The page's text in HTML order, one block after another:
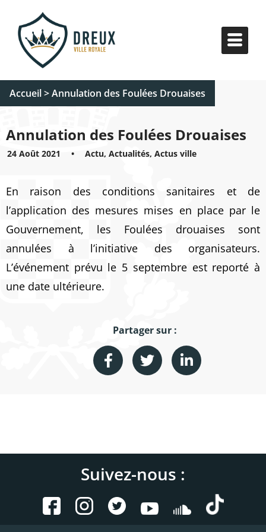
Accueil>Annulation des Foulées Drouaises
Annulation des Foulées Drouaises
24 Août 2021 • Actu, Actualités, Actus ville
En raison des conditions sanitaires et de
l’application des mesures mises en place par le
Gouvernement, les Foulées drouaises sont
annulées à l’initiative des organisateurs.
L’événement prévu le 5 septembre est reporté à
une date ultérieure.
Partager sur :
Suivez-nous :